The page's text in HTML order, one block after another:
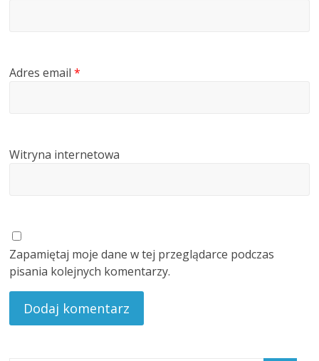
Adres email*
Witryna internetowa
Zapamiętaj moje dane w tej przeglądarce podczas
pisania kolejnych komentarzy.